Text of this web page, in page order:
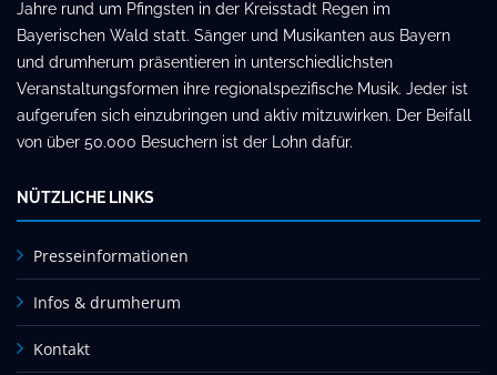
Jahre rund um Pfingsten in der Kreisstadt Regen im
Bayerischen Wald statt. Sänger und Musikanten aus Bayern
und drumherum präsentieren in unterschiedlichsten
Veranstaltungsformen ihre regionalspezifische Musik. Jeder ist
aufgerufen sich einzubringen und aktiv mitzuwirken. Der Beifall
von über 50.000 Besuchern ist der Lohn dafür.
NÜTZLICHE LINKS
Presseinformationen
Infos & drumherum
Kontakt